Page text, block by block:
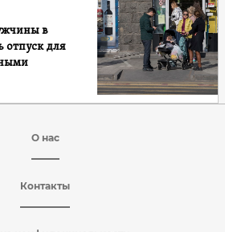
в
отпуск для
О нас
Контакты